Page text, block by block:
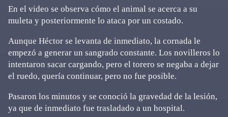
En el video se observa cómo el animal se acerca a su
muleta y posteriormente lo ataca por un costado.
Aunque Héctor se levanta de inmediato, la cornada le
empezó a generar un sangrado constante. Los novilleros lo
intentaron sacar cargando, pero el torero se negaba a dejar
el ruedo, quería continuar, pero no fue posible.
Pasaron los minutos y se conoció la gravedad de la lesión,
ya que de inmediato fue trasladado a un hospital.